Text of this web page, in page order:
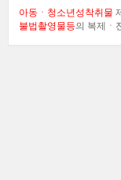
아동ㆍ청소년성착취물
불법촬영물등의 복제ㆍ